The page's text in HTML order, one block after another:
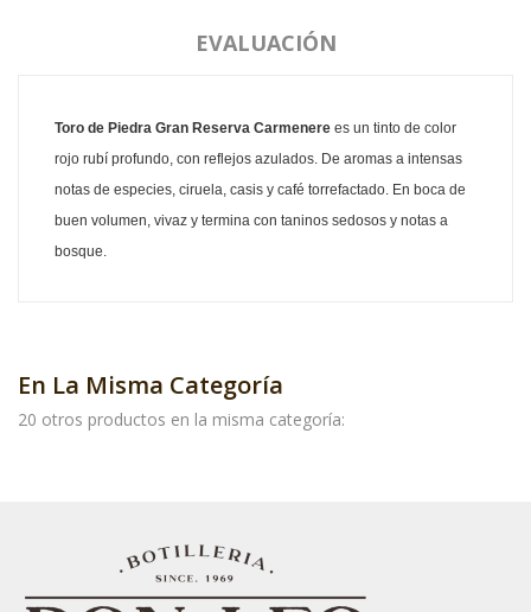
EVALUACIÓN
Toro de Piedra Gran Reserva Carmenere es un tinto de color
rojo rubí profundo, con reflejos azulados. De aromas a intensas
notas de especies, ciruela, casis y café torrefactado. En boca de
buen volumen, vivaz y termina con taninos sedosos y notas a
bosque.
En La Misma Categoría
20 otros productos en la misma categoría: